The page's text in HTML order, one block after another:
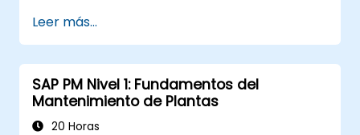
roles de mantenimiento.
Hacer uso de los informes de SAP PM para
resolver las necesidades de los clientes.
Reconocer la importancia de las
implementaciones de SAP PM en el flujo
de trabajo de la planta y en la seguridad
Leer más...
SAP PM Nivel 1: Fundamentos del
Mantenimiento de Plantas
20 Horas